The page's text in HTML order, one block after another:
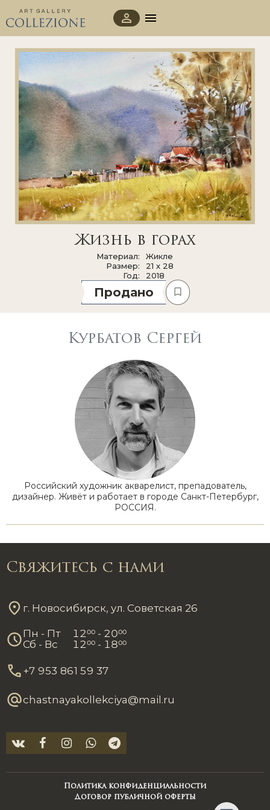
Жизнь в горах
Материал
Жикле
Размер
21 x 28
Год
2018
Продано
Курбатов Сергей
Российский художник акварелист, препадователь,
дизайнер. Живёт и работает в городе Санкт-Петербург,
РОССИЯ.
Свяжитесь с нами
г. Новосибирск, ул. Советская 26
Пн - Пт 1200 - 2000
Сб - Вс
1200 - 1800
+7 953 861 59 37
chastnayakollekciya@mail.ru
Политика конфиденциальности
Договор публичной оферты